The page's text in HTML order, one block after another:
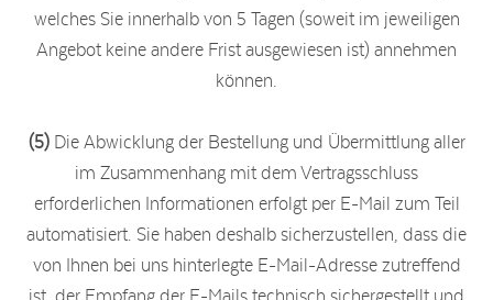
welches Sie innerhalb von 5 Tagen (soweit im jeweiligen
Angebot keine andere Frist ausgewiesen ist) annehmen
können.
(5)Die Abwicklung der Bestellung und Übermittlung aller
im Zusammenhang mit dem Vertragsschluss
erforderlichen Informationen erfolgt per E-Mail zum Teil
automatisiert. Sie haben deshalb sicherzustellen, dass die
von Ihnen bei uns hinterlegte E-Mail-Adresse zutreffend